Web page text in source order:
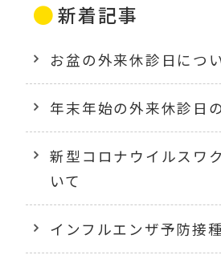
新着記事
お盆の外来休診日につ
年末年始の外来休診日
新型コロナウイルスワ
いて
インフルエンザ予防接